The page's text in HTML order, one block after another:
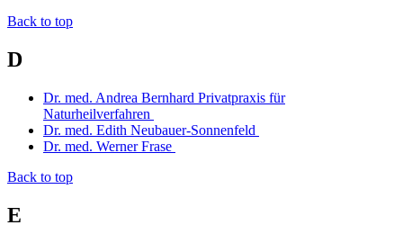
Back to top
D
Dr. med. Andrea Bernhard Privatpraxis für
Naturheilverfahren
Dr. med. Edith Neubauer-Sonnenfeld
Dr. med. Werner Frase
Back to top
E